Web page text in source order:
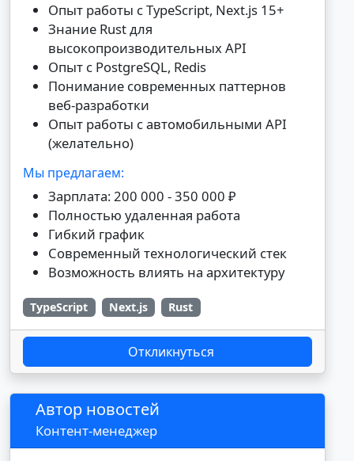
Опыт работы с TypeScript, Next.js 15+
Знание Rust для
высокопроизводительных API
Опыт с PostgreSQL, Redis
Понимание современных паттернов
веб-разработки
Опыт работы с автомобильными API
(желательно)
Мы предлагаем:
Зарплата: 200 000 - 350 000 ₽
Полностью удаленная работа
Гибкий график
Современный технологический стек
Возможность влиять на архитектуру
TypeScript Next.js Rust
Откликнуться
Автор новостей
Контент-менеджер